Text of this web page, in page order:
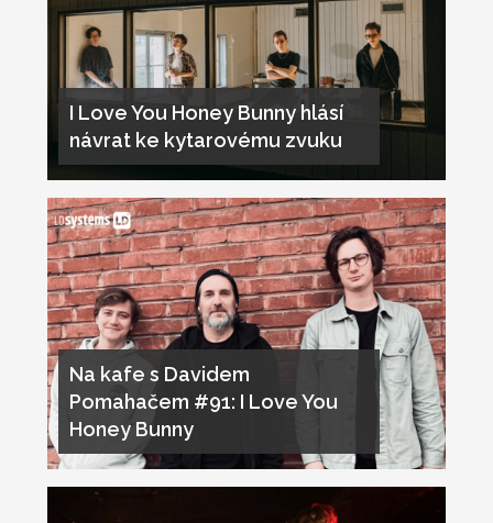
I Love You Honey Bunny hlásí
návrat ke kytarovému zvuku
Na kafe s Davidem
Pomahačem #91: I Love You
Honey Bunny